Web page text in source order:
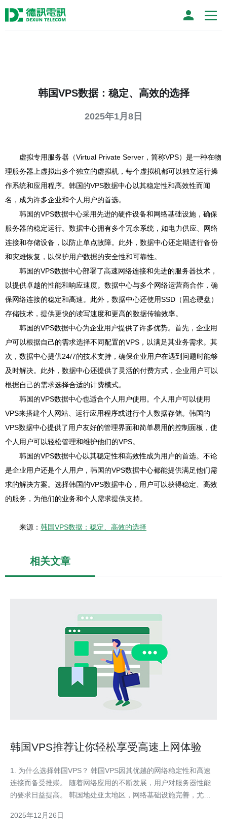
韩国VPS数据：稳定、高效的选择
2025年1月8日
虚拟专用服务器（Virtual Private Server，简称VPS）是一种在物
理服务器上虚拟出多个独立的虚拟机，每个虚拟机都可以独立运行操
作系统和应用程序。韩国的VPS数据中心以其稳定性和高效性而闻
名，成为许多企业和个人用户的首选。
韩国的VPS数据中心采用先进的硬件设备和网络基础设施，确保
服务器的稳定运行。数据中心拥有多个冗余系统，如电力供应、网络
连接和存储设备，以防止单点故障。此外，数据中心还定期进行备份
和灾难恢复，以保护用户数据的安全性和可靠性。
韩国的VPS数据中心部署了高速网络连接和先进的服务器技术，
以提供卓越的性能和响应速度。数据中心与多个网络运营商合作，确
保网络连接的稳定和高速。此外，数据中心还使用SSD（固态硬盘）
存储技术，提供更快的读写速度和更高的数据传输效率。
韩国的VPS数据中心为企业用户提供了许多优势。首先，企业用
户可以根据自己的需求选择不同配置的VPS，以满足其业务需求。其
次，数据中心提供24/7的技术支持，确保企业用户在遇到问题时能够
及时解决。此外，数据中心还提供了灵活的付费方式，企业用户可以
根据自己的需求选择合适的计费模式。
韩国的VPS数据中心也适合个人用户使用。个人用户可以使用
VPS来搭建个人网站、运行应用程序或进行个人数据存储。韩国的
VPS数据中心提供了用户友好的管理界面和简单易用的控制面板，使
个人用户可以轻松管理和维护他们的VPS。
韩国的VPS数据中心以其稳定性和高效性成为用户的首选。不论
是企业用户还是个人用户，韩国的VPS数据中心都能提供满足他们需
求的解决方案。选择韩国的VPS数据中心，用户可以获得稳定、高效
的服务，为他们的业务和个人需求提供支持。
来源： 韩国VPS数据：稳定、高效的选择
相关文章
韩国VPS推荐让你轻松享受高速上网体验
1. 为什么选择韩国VPS？ 韩国VPS因其优越的网络稳定性和高速
连接而备受推崇。 随着网络应用的不断发展，用户对服务器性能
的要求日益提高。 韩国地处亚太地区，网络基础设施完善，尤其
2025年12月26日